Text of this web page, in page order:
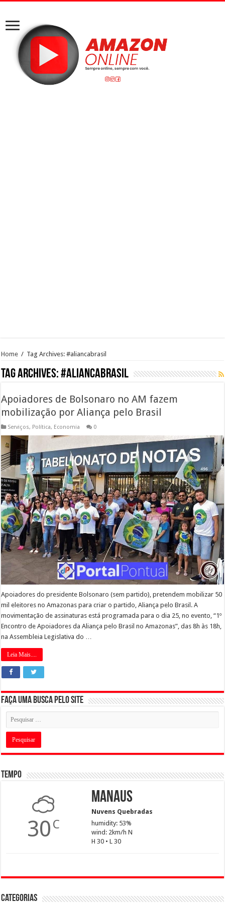
Home / Tag Archives: #aliancabrasil
Tag Archives:#aliancabrasil
Apoiadores de Bolsonaro no AM fazem
mobilização por Aliança pelo Brasil
Serviços, Política, Economia 0
Apoiadores do presidente Bolsonaro (sem partido), pretendem mobilizar 50
mil eleitores no Amazonas para criar o partido, Aliança pelo Brasil. A
movimentação de assinaturas está programada para o dia 25, no evento, “1º
Encontro de Apoiadores da Aliança pelo Brasil no Amazonas”, das 8h às 18h,
na Assembleia Legislativa do …
Leia Mais....
Faça uma busca pelo Site
Tempo
30 C
Manaus
Nuvens Quebradas
humidity: 53%
wind: 2km/h N
H 30 • L 30
Categorias